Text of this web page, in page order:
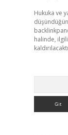
Hukuka ve
halinde,